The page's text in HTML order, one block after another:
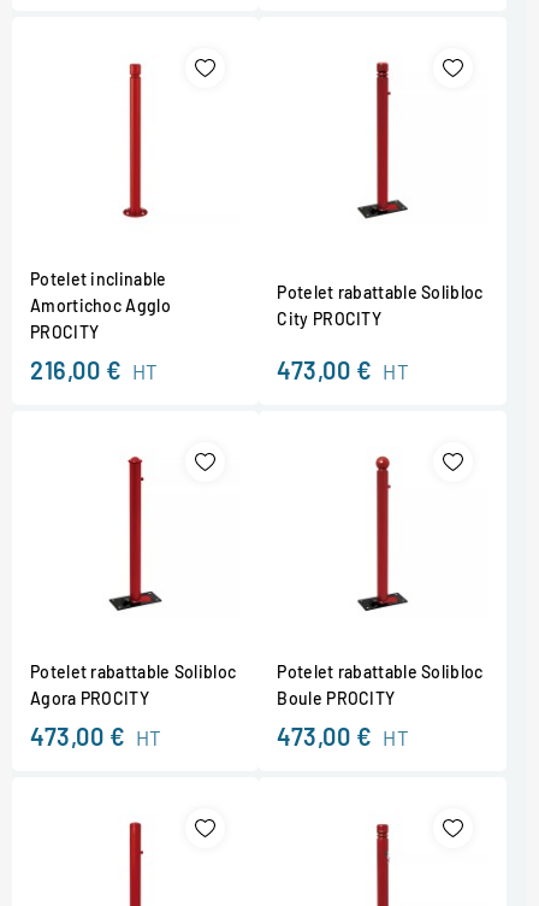
Potelet inclinable
Amortichoc Agglo
PROCITY
216,00 € HT
Potelet rabattable Solibloc
City PROCITY
473,00 € HT
Potelet rabattable Solibloc
Agora PROCITY
473,00 € HT
Potelet rabattable Solibloc
Boule PROCITY
473,00 € HT